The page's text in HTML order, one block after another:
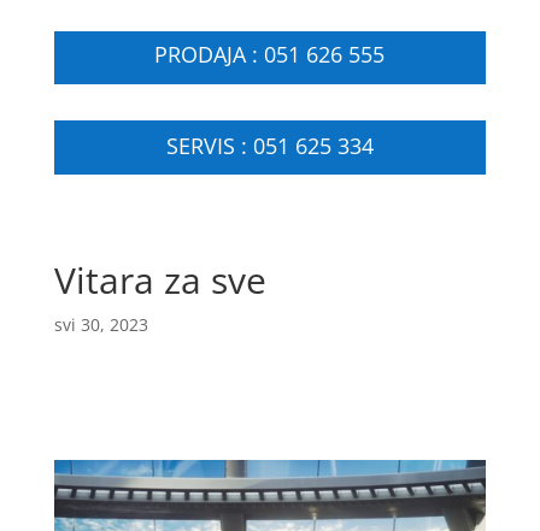
PRODAJA : 051 626 555
SERVIS : 051 625 334
Vitara za sve
svi 30, 2023